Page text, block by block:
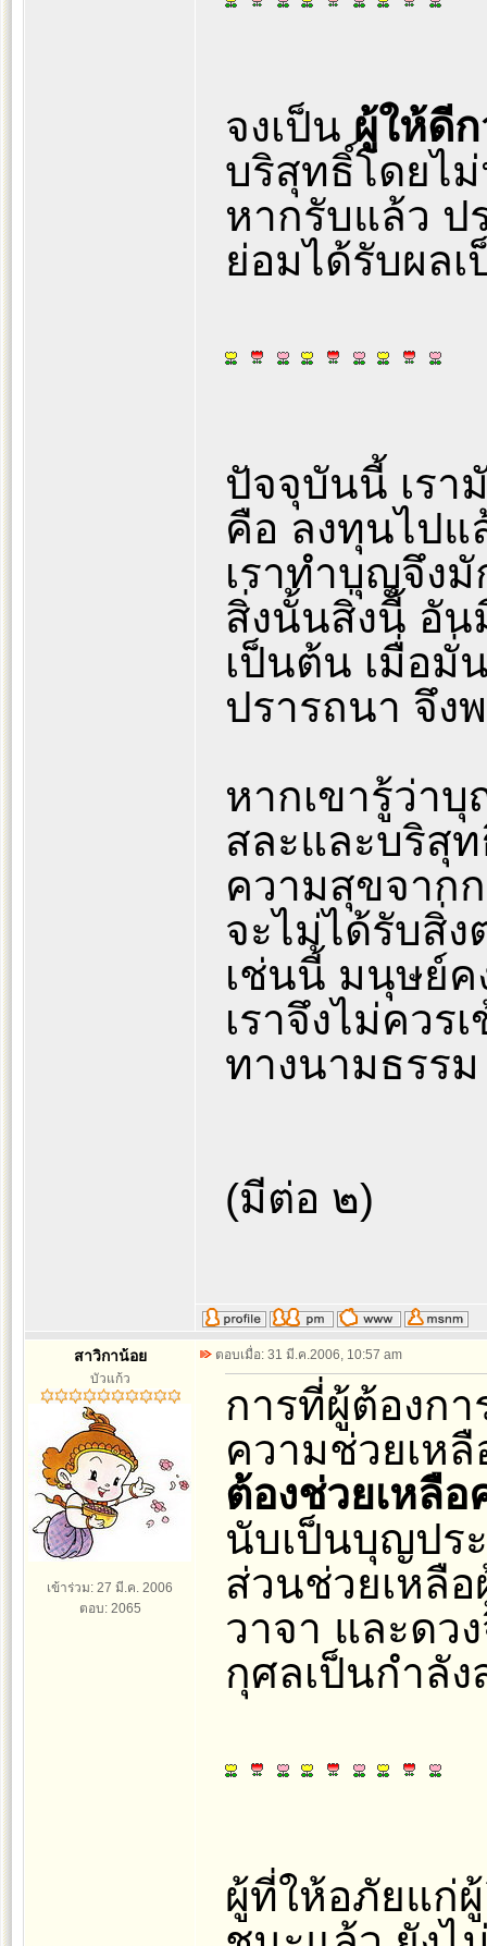
จงเป็น ผู้ให้ดี
บริสุทธิ์โดยไ
หากรับแล้ว ป
ย่อมได้รับผล
ปัจจุบันนี้ เร
คือ ลงทุนไปแ
เราทำบุญจึง
สิ่งนั้นสิ่งนี้ อัน
เป็นต้น เมื่อมั่
ปรารถนา จึ
หากเขารู้ว่า
สละและบริสุท
ความสุขจาก
จะไม่ได้รับสิ่
เช่นนี้ มนุษย์
เราจึงไม่ควร
ทางนามธรรม
(มีต่อ ๒)
สาวิกาน้อย
บัวแก้ว
เข้าร่วม: 27 มี.ค. 2006
ตอบ: 2065
ตอบเมื่อ: 31 มี.ค.2006, 10:57 am
การที่ผู้ต้องก
ความช่วยเห
ต้องช่วยเหลื
นับเป็นบุญปร
ส่วนช่วยเหลื
วาจา และดว
กุศลเป็นกำลัง
ผู้ที่ให้อภัยแก่